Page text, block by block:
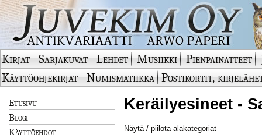
Kirjat Sarjakuvat Lehdet Musiikki Pienpainatteet
Käyttöohjekirjat
Numismatiikka Postikortit,
Etusivu
Blogi
Käyttöehdot
Keräilyesineet -
Näytä / piilota alakategoriat